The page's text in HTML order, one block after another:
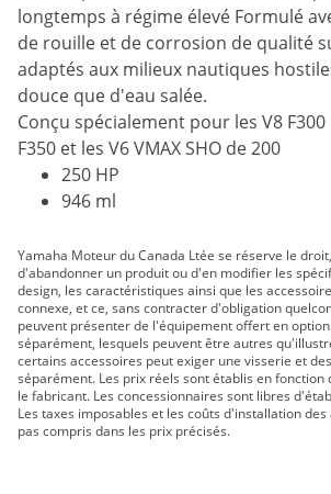
longtemps à régime élevé Formulé
de rouille et de corrosion de qualité
adaptés aux milieux nautiques
douce que d'eau salée.
Conçu spécialement pour les V8 F300
F350 et les V6 VMAX SHO de 200
250 HP
946 ml
Yamaha Moteur du Canada Ltée se réserve le
d'abandonner un produit ou d'en modifier les
design, les caractéristiques ainsi que les
connexe, et ce, sans contracter d'obligation
peuvent présenter de l'équipement offert en
séparément, lesquels peuvent être autres
certains accessoires peut exiger une visserie et
séparément. Les prix réels sont établis en fonction
le fabricant. Les concessionnaires sont libres
Les taxes imposables et les coûts d'installation
pas compris dans les prix précisés.